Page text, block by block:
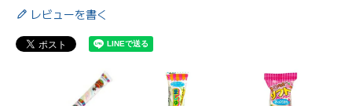
レビューを書く